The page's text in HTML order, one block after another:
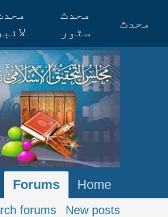
محدث
محدث
سٹور
Home
Forums
New posts
forums